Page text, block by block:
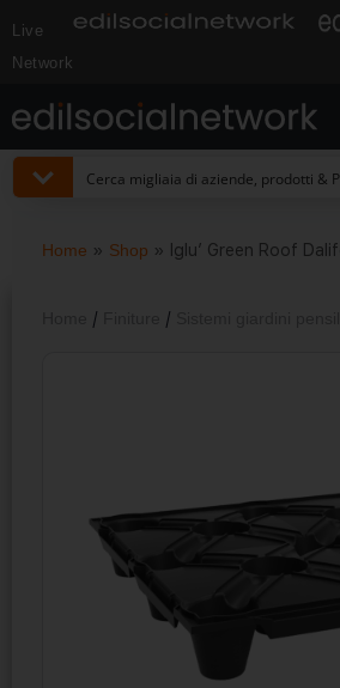
Live
Network
Home » Shop » Iglu’ Green Roof
/ /